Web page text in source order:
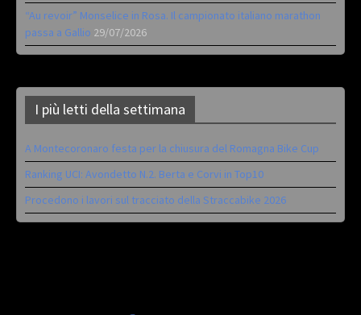
“Au revoir” Monselice in Rosa. Il campionato italiano marathon
passa a Gallio 29/07/2026
I più letti della settimana
A Montecoronaro festa per la chiusura del Romagna Bike Cup
Ranking UCI: Avondetto N.2. Berta e Corvi in Top10
Procedono i lavori sul tracciato della Straccabike 2026